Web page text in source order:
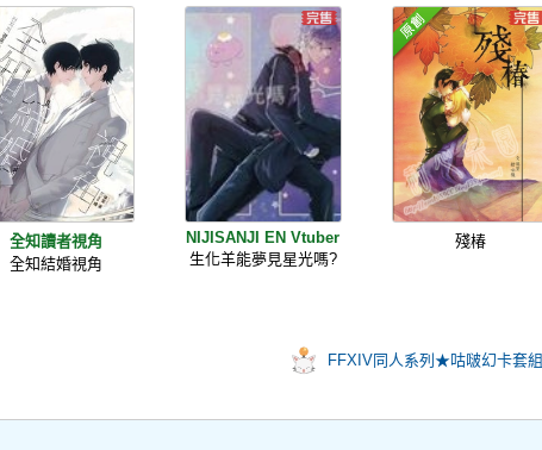
全知讀者視角
全知結婚視角
NIJISANJI EN Vtuber
生化羊能夢見星光嗎?
殘椿
FFXIV同人系列★咕啵幻卡套組